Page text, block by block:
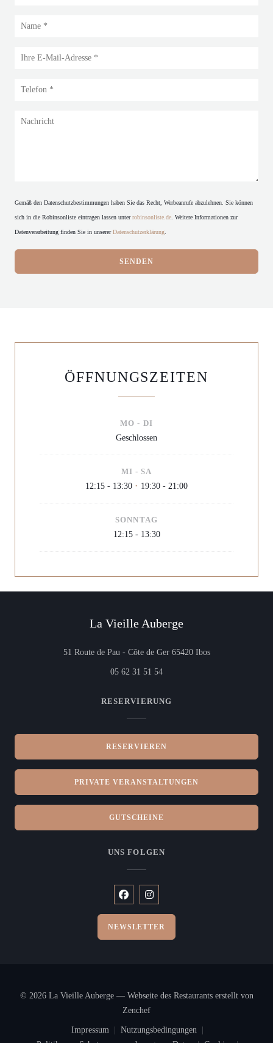
Gemäß den Datenschutzbestimmungen haben Sie das Recht, Werbeanrufe abzulehnen. Sie können
sich in die Robinsonliste eintragen lassen unterrobinsonliste.de . Weitere Informationen zur
Datenverarbeitung finden Sie in unsererDatenschutzerklärung
ÖFFNUNGSZEITEN
MO - DI
Geschlossen
MI -SA
12:15 - 13:30 • 19:30 - 21:00
SONNTAG
12:15 - 13:30
La Vieille Auberge
51 Route de Pau - Côte de Ger 65420 Ibos((öffnet ein neues
05 62 31 51 54
RESERVIERUNG
RESERVIEREN
PRIVATE VERANSTALTUNGEN
GUTSCHEINE
UNS FOLGEN
Facebook ((öffnet ein neues Fenster))
Instagram ((öffnet ein neues
NEWSLETTER
© 2026 La Vieille Auberge — Webseite des Restaurants erstellt von
Zenchef((öffnet ein neues Fenster))
Impressum
((öffnet ein neues Fenster))
Nutzungsbedingungen
((öffnet ein neues Fenster))